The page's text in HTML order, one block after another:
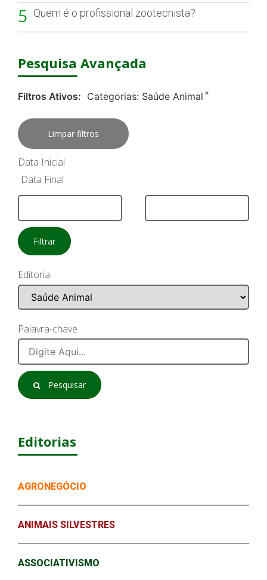
5 Quem é o profissional zootecnista?
Pesquisa Avançada
Filtros Ativos: Categorias: Saúde Animal ×
Limpar filtros
Data Inicial
Data Final
Filtrar
Editoria
Palavra-chave
Pesquisar
Editorias
AGRONEGÓCIO
ANIMAIS SILVESTRES
ASSOCIATIVISMO